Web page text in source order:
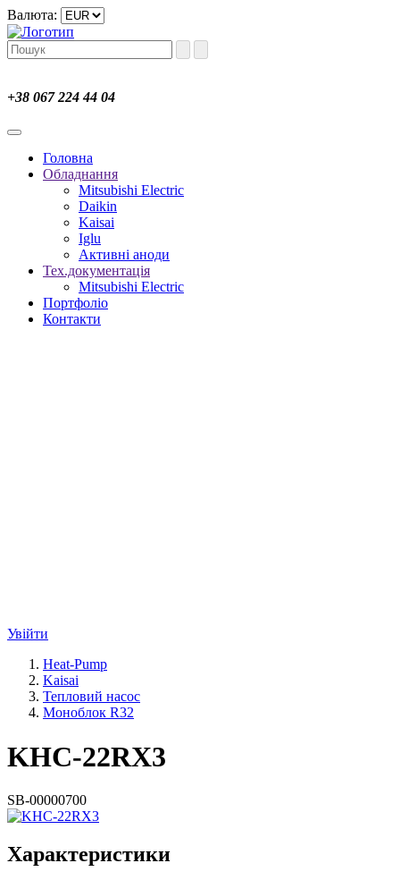
Валюта:
+38 067 224 44 04
Головна
Обладнання
Mitsubishi Electric
Daikin
Kaisai
Iglu
Активні аноди
Тех.документація
Mitsubishi Electric
Портфоліо
Контакти
Увійти
Heat-Pump
Kaisai
Тепловий насос
Моноблок R32
KHC-22RX3
SB-00000700
Характеристики